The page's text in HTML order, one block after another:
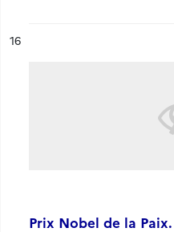
n°
16
Prix Nobel de la Paix.